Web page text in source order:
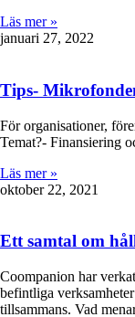
Läs mer »
januari 27, 2022
Tips-
För organisationer,
Temat?- Finansiering
Läs mer »
oktober 22, 2021
Ett samtal om
Coompanion har
befintliga
tillsammans. Vad